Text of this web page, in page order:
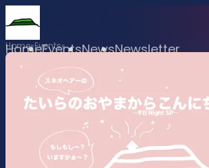
HomeEventsNewsNewsletter
Home Events